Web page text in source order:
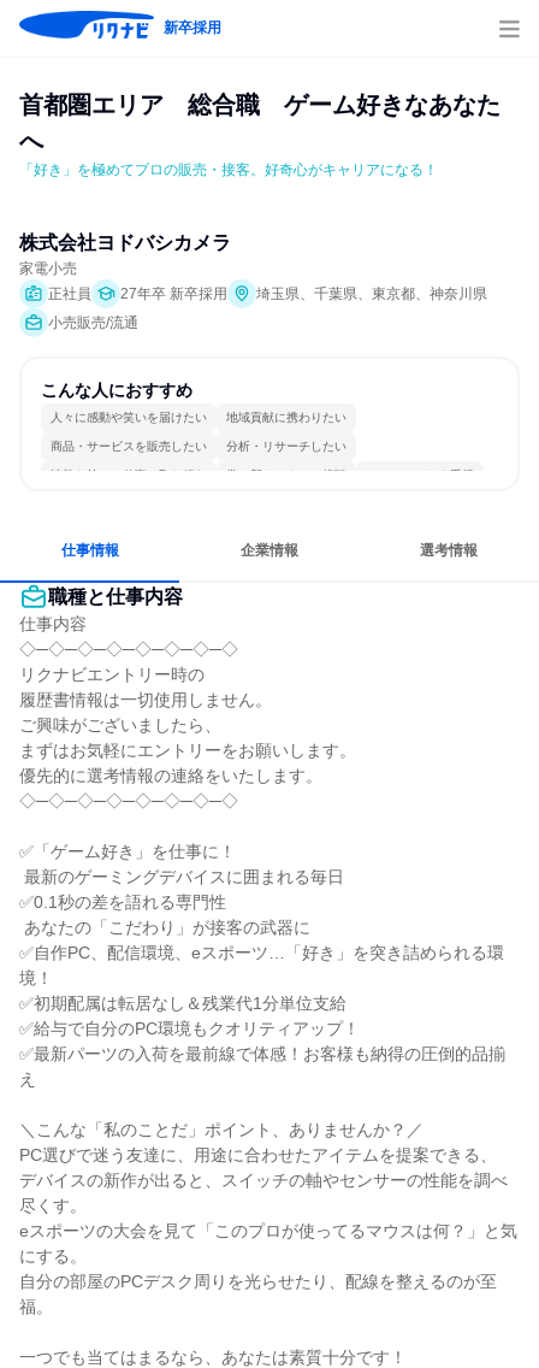
新卒採用
首都圏エリア　総合職　ゲーム好きなあなた
へ
「好き」を極めてプロの販売・接客。好奇心がキャリアになる！
株式会社ヨドバシカメラ
家電小売
正社員
27年卒 新卒採用
埼玉県、千葉県、東京都、神奈川県
小売販売/流通
こんな人におすすめ
人々に感動や笑いを届けたい 地域貢献に携わりたい
商品・サービスを販売したい 分析・リサーチしたい
情熱を持って仕事に取り組む 常に新しいものに挑戦 チームワークを重視
仕事情報 企業情報 選考情報
職種と仕事内容
仕事内容
◇─◇─◇─◇─◇─◇─◇─◇
リクナビエントリー時の
履歴書情報は一切使用しません。
ご興味がございましたら、
まずはお気軽にエントリーをお願いします。
優先的に選考情報の連絡をいたします。
◇─◇─◇─◇─◇─◇─◇─◇
✅「ゲーム好き」を仕事に！
✅0.1秒の差を語れる専門性
✅自作PC、配信環境、eスポーツ…「好き」を突き詰められる環
境！
✅初期配属は転居なし＆残業代1分単位支給
✅給与で自分のPC環境もクオリティアップ！
✅最新パーツの入荷を最前線で体感！お客様も納得の圧倒的品揃
え
＼こんな「私のことだ」ポイント、ありませんか？／
PC選びで迷う友達に、用途に合わせたアイテムを提案できる、
デバイスの新作が出ると、スイッチの軸やセンサーの性能を調べ
尽くす。
eスポーツの大会を見て「このプロが使ってるマウスは何？」と気
にする。
自分の部屋のPCデスク周りを光らせたり、配線を整えるのが至
福。
一つでも当てはまるなら、あなたは素質十分です！